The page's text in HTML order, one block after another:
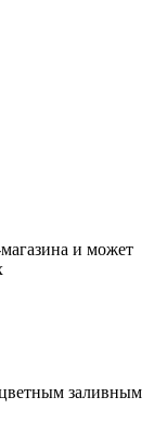
и может
заливным